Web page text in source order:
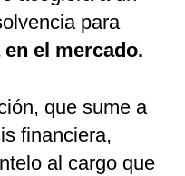
para
el mercado.
que sume a
financiera,
al cargo que